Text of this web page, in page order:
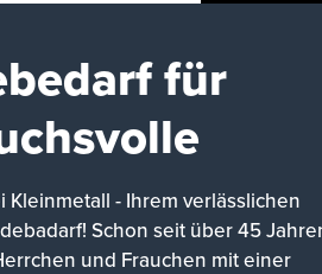
für
Kleinmetall - Ihrem verlässlichen
Schon seit über 45
und Frauchen mit einer